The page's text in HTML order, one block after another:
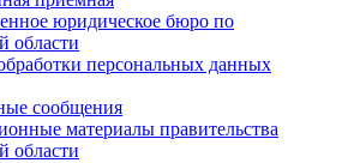
юридическое бюро по
области
персональных данных
сообщения
материалы правительства
области